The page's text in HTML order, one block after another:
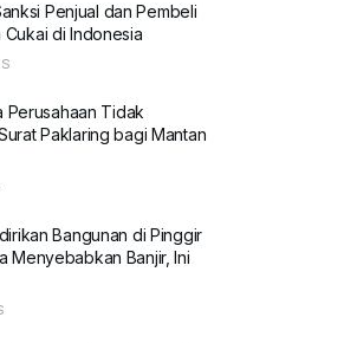
Penjual dan Pembeli
di Indonesia
Perusahaan Tidak
Paklaring bagi Mantan
Bangunan di Pinggir
Menyebabkan Banjir, Ini